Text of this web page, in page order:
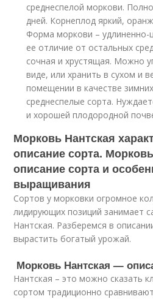
среднеспелой моркови.
дней. Корнеплод яркий,
Форма моркови – удлиненно-
ее отличие от остальных
сочная и хрустящая. Можно
виде, или хранить в сухом и
помещении в качестве
среднеспелые сорта.
и хорошей плодородной
Морковь Нантская
описание сорта.
описание сорта и
выращивания
Сортов у морковки огромное
лидирующих позиций занимает
Нантская. Разберемся в
вырастить богатый урожай.
Морковь Нантская —
Нантская – это можно сказать
сортом традиционно